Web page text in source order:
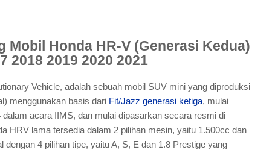
Honda HR-V (Generasi Kedua)
2018 2019 2020 2021
Vehicle, adalah sebuah mobil SUV mini yang diproduksi
menggunakan basis dari Fit/Jazz generasi ketiga, mulai
acara IIMS, dan mulai dipasarkan secara resmi di
HRV lama tersedia dalam 2 pilihan mesin, yaitu 1.500cc dan
4 pilihan tipe, yaitu A, S, E dan 1.8 Prestige yang